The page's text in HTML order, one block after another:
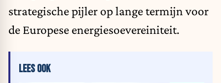
strategische pijler op lange termijn voor
de Europese energiesoevereiniteit.
LEES OOK